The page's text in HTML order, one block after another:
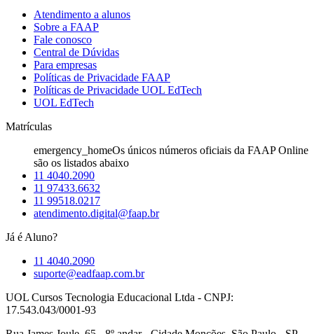
Atendimento a alunos
Sobre a FAAP
Fale conosco
Central de Dúvidas
Para empresas
Políticas de Privacidade FAAP
Políticas de Privacidade UOL EdTech
UOL EdTech
Matrículas
emergency_homeOs únicos números oficiais da FAAP Online
são os listados abaixo
11 4040.2090
11 97433.6632
11 99518.0217
atendimento.digital@faap.br
Já é Aluno?
11 4040.2090
suporte@eadfaap.com.br
UOL Cursos Tecnologia Educacional Ltda - CNPJ:
17.543.043/0001-93